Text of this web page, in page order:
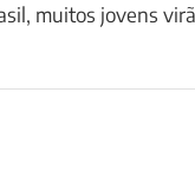
muitos jovens